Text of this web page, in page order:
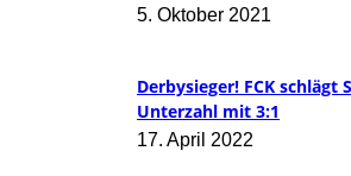
5. Oktober 2021
Derbysieger! FCK schlägt
Unterzahl mit 3:1
17. April 2022